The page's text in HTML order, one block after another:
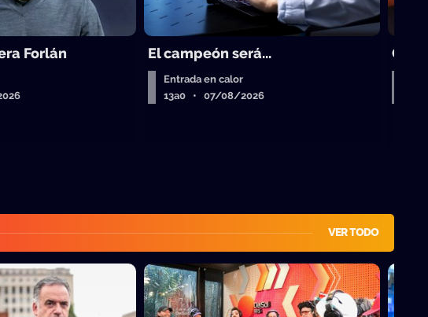
Forlán El campeón será...
Entrada en calor
13a0 • 07/08/2026
VER TODO